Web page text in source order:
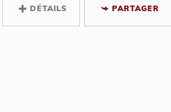
DÉTAILS PARTAGER